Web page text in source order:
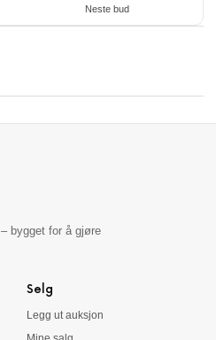
Neste bud
bygget for å gjøre
Selg
Legg ut auksjon